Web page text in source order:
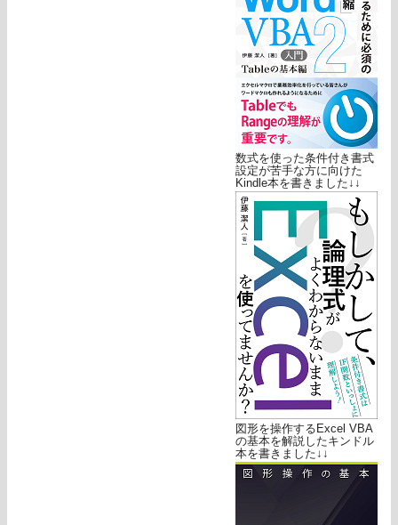
数式を使った条件付き書式
設定が苦手な方に向けた
Kindle本を書きました↓↓
図形を操作するExcel VBA
の基本を解説したキンドル
本を書きました↓↓